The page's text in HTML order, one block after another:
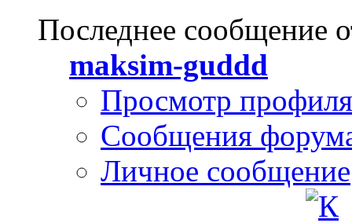
Последнее сообщение
maksim-guddd
Просмотр профиля
Сообщения
Личное сообщение